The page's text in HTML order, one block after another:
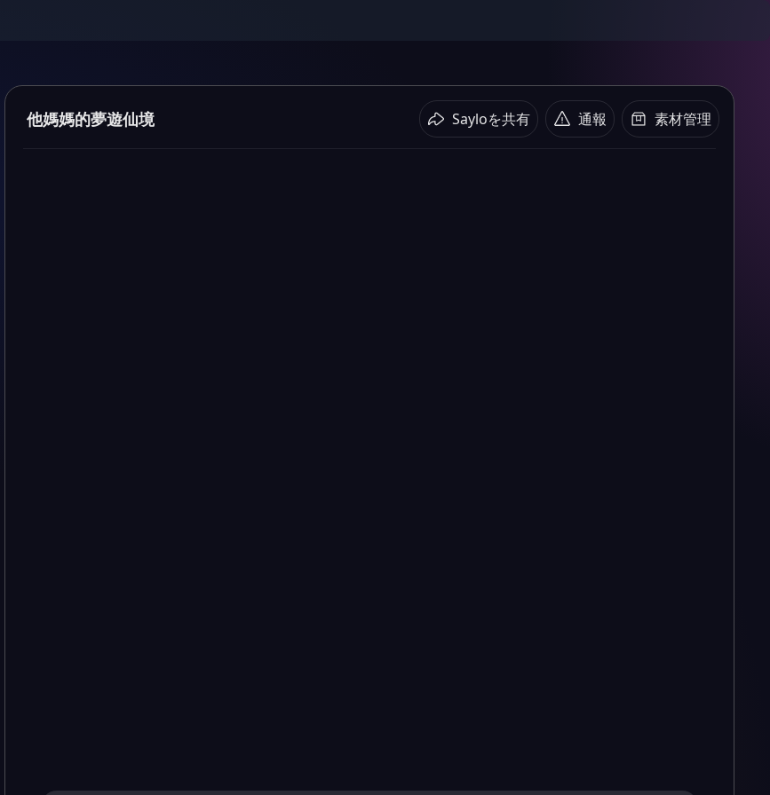
他媽媽的夢遊仙境 Sayloを共有 通報 素材管理